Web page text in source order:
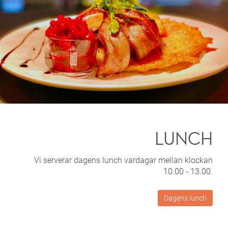
LUNCH
Vi serverar dagens lunch vardagar mellan klockan
10.00 - 13.00.
Dagens lunch